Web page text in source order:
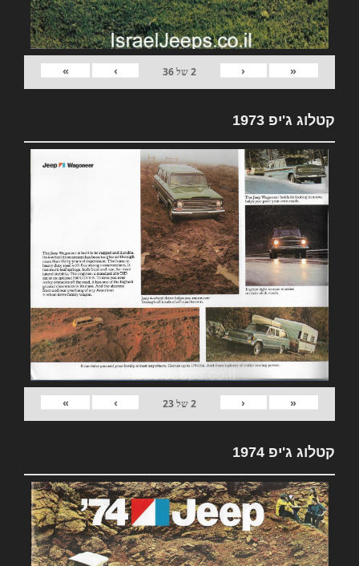
«
‹
2של36
›
»
קטלוג ג'יפ 1973
«
‹
2של23
›
»
קטלוג ג'יפ 1974